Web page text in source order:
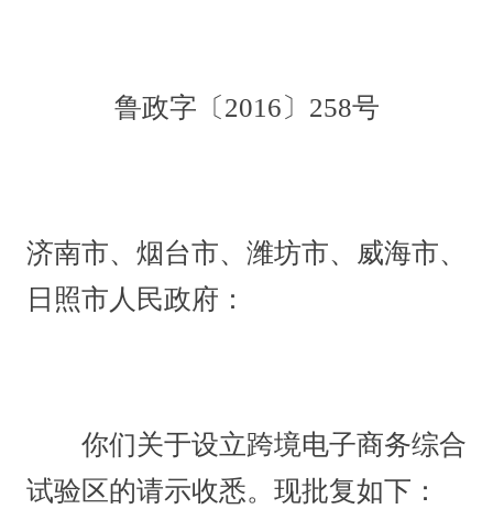
鲁政字〔2016〕258号
济南市、烟台市、潍坊市、威海市、
日照市人民政府：
你们关于设立跨境电子商务综合
试验区的请示收悉。现批复如下：